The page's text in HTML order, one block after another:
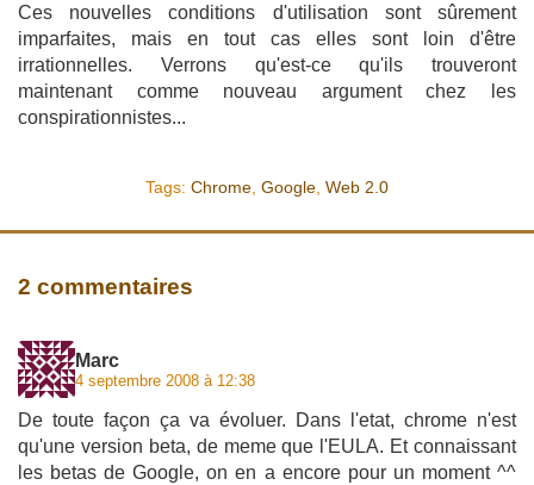
Ces nouvelles conditions d'utilisation sont sûrement
imparfaites, mais en tout cas elles sont loin d'être
irrationnelles. Verrons qu'est-ce qu'ils trouveront
maintenant comme nouveau argument chez les
conspirationnistes...
Tags: Chrome Google Web 2.0
2 commentaires
Marc
4 septembre 2008 à 12:38
De toute façon ça va évoluer. Dans l'etat, chrome n'est
qu'une version beta, de meme que l'EULA. Et connaissant
les betas de Google, on en a encore pour un moment ^^